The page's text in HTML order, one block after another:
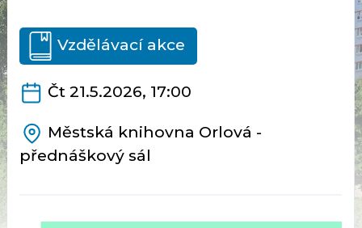
Vzdělávací akce
Čt 21.5.2026, 17:00
Městská knihovna Orlová -
přednáškový sál